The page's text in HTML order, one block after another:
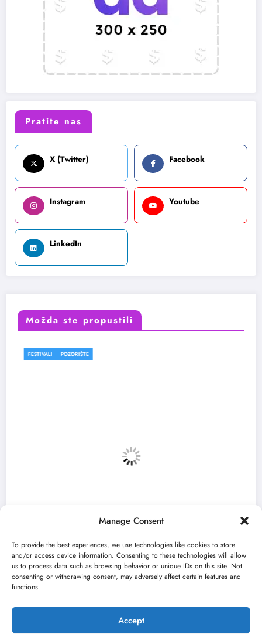
Manage Consent
To provide the best experiences, we use technologies like cookies to store
and/or access device information. Consenting to these technologies will allow
us to process data such as browsing behavior or unique IDs on this site. Not
consenting or withdrawing consent, may adversely affect certain features and
functions.
Accept
Pratite nas
X (Twitter) Facebook
Instagram Youtube
LinkedIn
Možda ste propustili
POZORIŠTE
Medeja“ otvara 59. Bitef u